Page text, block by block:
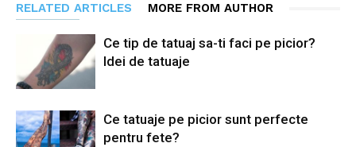
RELATED ARTICLES MORE FROM AUTHOR
Ce tip de tatuaj sa-ti faci pe picior?
Idei de tatuaje
Ce tatuaje pe picior sunt perfecte
pentru fete?